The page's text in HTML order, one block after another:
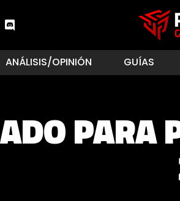
ANÁLISIS/OPINIÓN GUÍAS
PARA